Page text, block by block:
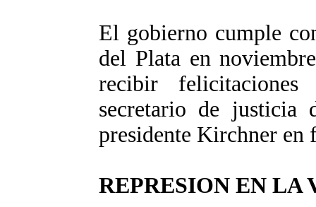
El gobierno cumple
del Plata en
recibir
secretario de justicia
presidente Kirchner en
REPRESION EN LA